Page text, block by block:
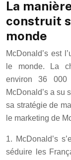
La
construit
monde
McDonald’s est
le monde. La
environ 36 000
McDonald’s a su
sa stratégie de
le marketing de
1. McDonald’s
séduire les